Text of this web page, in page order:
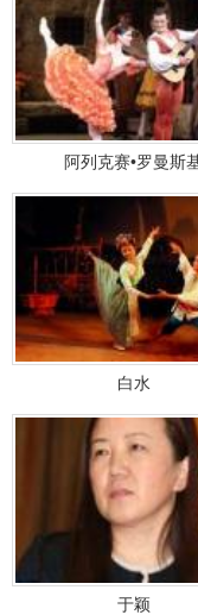
阿列克赛•罗曼斯
白水
于颖